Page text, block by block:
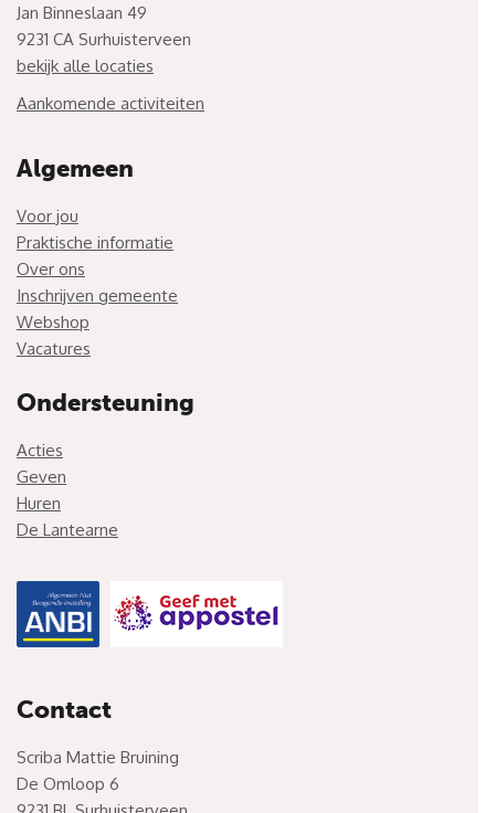
Jan Binneslaan 49
9231 CA Surhuisterveen
bekijk alle locaties
Aankomende activiteiten
Algemeen
Voor jou
Praktische informatie
Over ons
Inschrijven gemeente
Webshop
Vacatures
Ondersteuning
Acties
Geven
Huren
De Lantearne
Contact
Scriba Mattie Bruining
De Omloop 6